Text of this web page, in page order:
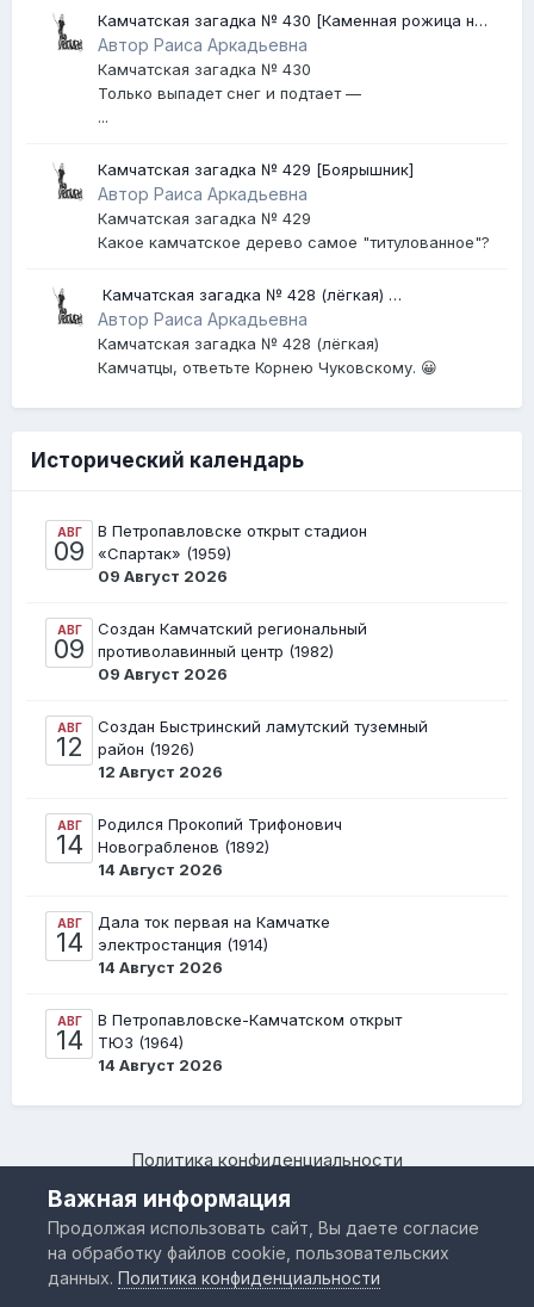
Камчатская загадка № 430 [Каменная рожица на
Авачинском вулкане]
Автор Раиса Аркадьевна
Камчатская загадка № 430
Только выпадет снег и подтает —
...
Камчатская загадка № 429 [Боярышник]
Автор Раиса Аркадьевна
Камчатская загадка № 429
Какое камчатское дерево самое "титулованное"?
​ Камчатская загадка № 428 (лёгкая) ​
[Землетрясение]
Автор Раиса Аркадьевна
Камчатская загадка № 428 (лёгкая)
Камчатцы, ответьте Корнею Чуковскому. 😀
Исторический календарь
АВГ
09
В Петропавловске открыт стадион
«Спартак» (1959)
09 Август 2026
АВГ
09
Создан Камчатский региональный
противолавинный центр (1982)
09 Август 2026
АВГ
12
Создан Быстринский ламутский туземный
район (1926)
12 Август 2026
АВГ
14
Родился Прокопий Трифонович
Новограбленов (1892)
14 Август 2026
АВГ
14
Дала ток первая на Камчатке
электростанция (1914)
14 Август 2026
АВГ
14
В Петропавловске-Камчатском открыт
ТЮЗ (1964)
14 Август 2026
Политика конфиденциальности
Камчатский региональный форум "Я люблю Камчатку –
www.IloveKamchatka.ru"
Powered by Invision Community
Важная информация
Продолжая использовать сайт, Вы даете согласие
на обработку файлов cookie, пользовательских
данных.Политика конфиденциальности